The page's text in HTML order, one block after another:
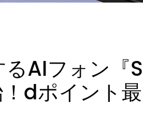
るAIフォン
dポイント